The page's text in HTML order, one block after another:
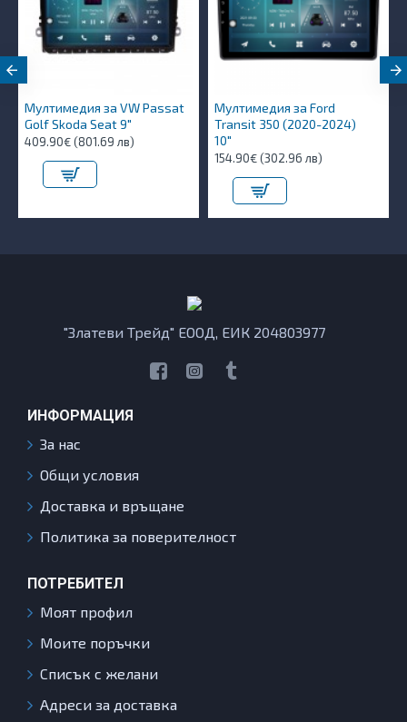
Мултимедия за VW Passat
Golf Skoda Seat 9"
409.90€ (801.69 лв)
Мултимедия за Ford
Transit 350 (2020-2024)
10″
154.90€ (302.96 лв)
"Златеви Трейд" ЕООД, ЕИК 204803977
ИНФОРМАЦИЯ
За нас
Общи условия
Доставка и връщане
Политика за поверителност
ПОТРЕБИТЕЛ
Моят профил
Моите поръчки
Списък с желани
Адреси за доставка